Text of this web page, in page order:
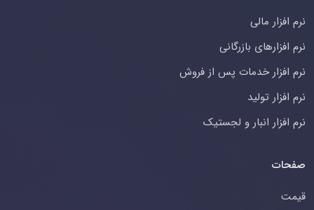
نرم افزار مالی
نرم افزارهای بازرگانی
نرم افزار خدمات پس از فروش
نرم افزار تولید
نرم افزار انبار و لجستیک
صفحات
قیمت